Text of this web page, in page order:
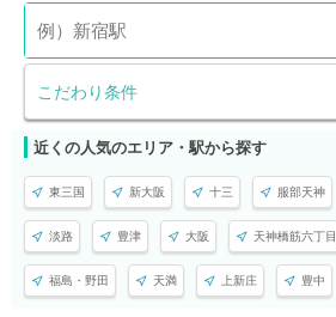
こだわり条件
近くの人気のエリア・駅から探す
東三国 新大阪 十三 服部天神
淡路 豊津 大阪 天神橋筋六丁目
福島・野田 天満 上新庄 豊中